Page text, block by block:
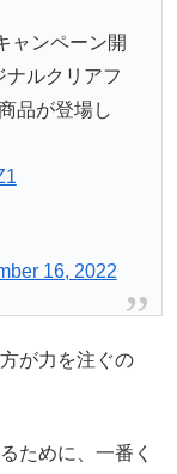
ャンペーン開​​
ルクリアフ
品が登場し
16, 2022
が力を注ぐの
ために、一番く